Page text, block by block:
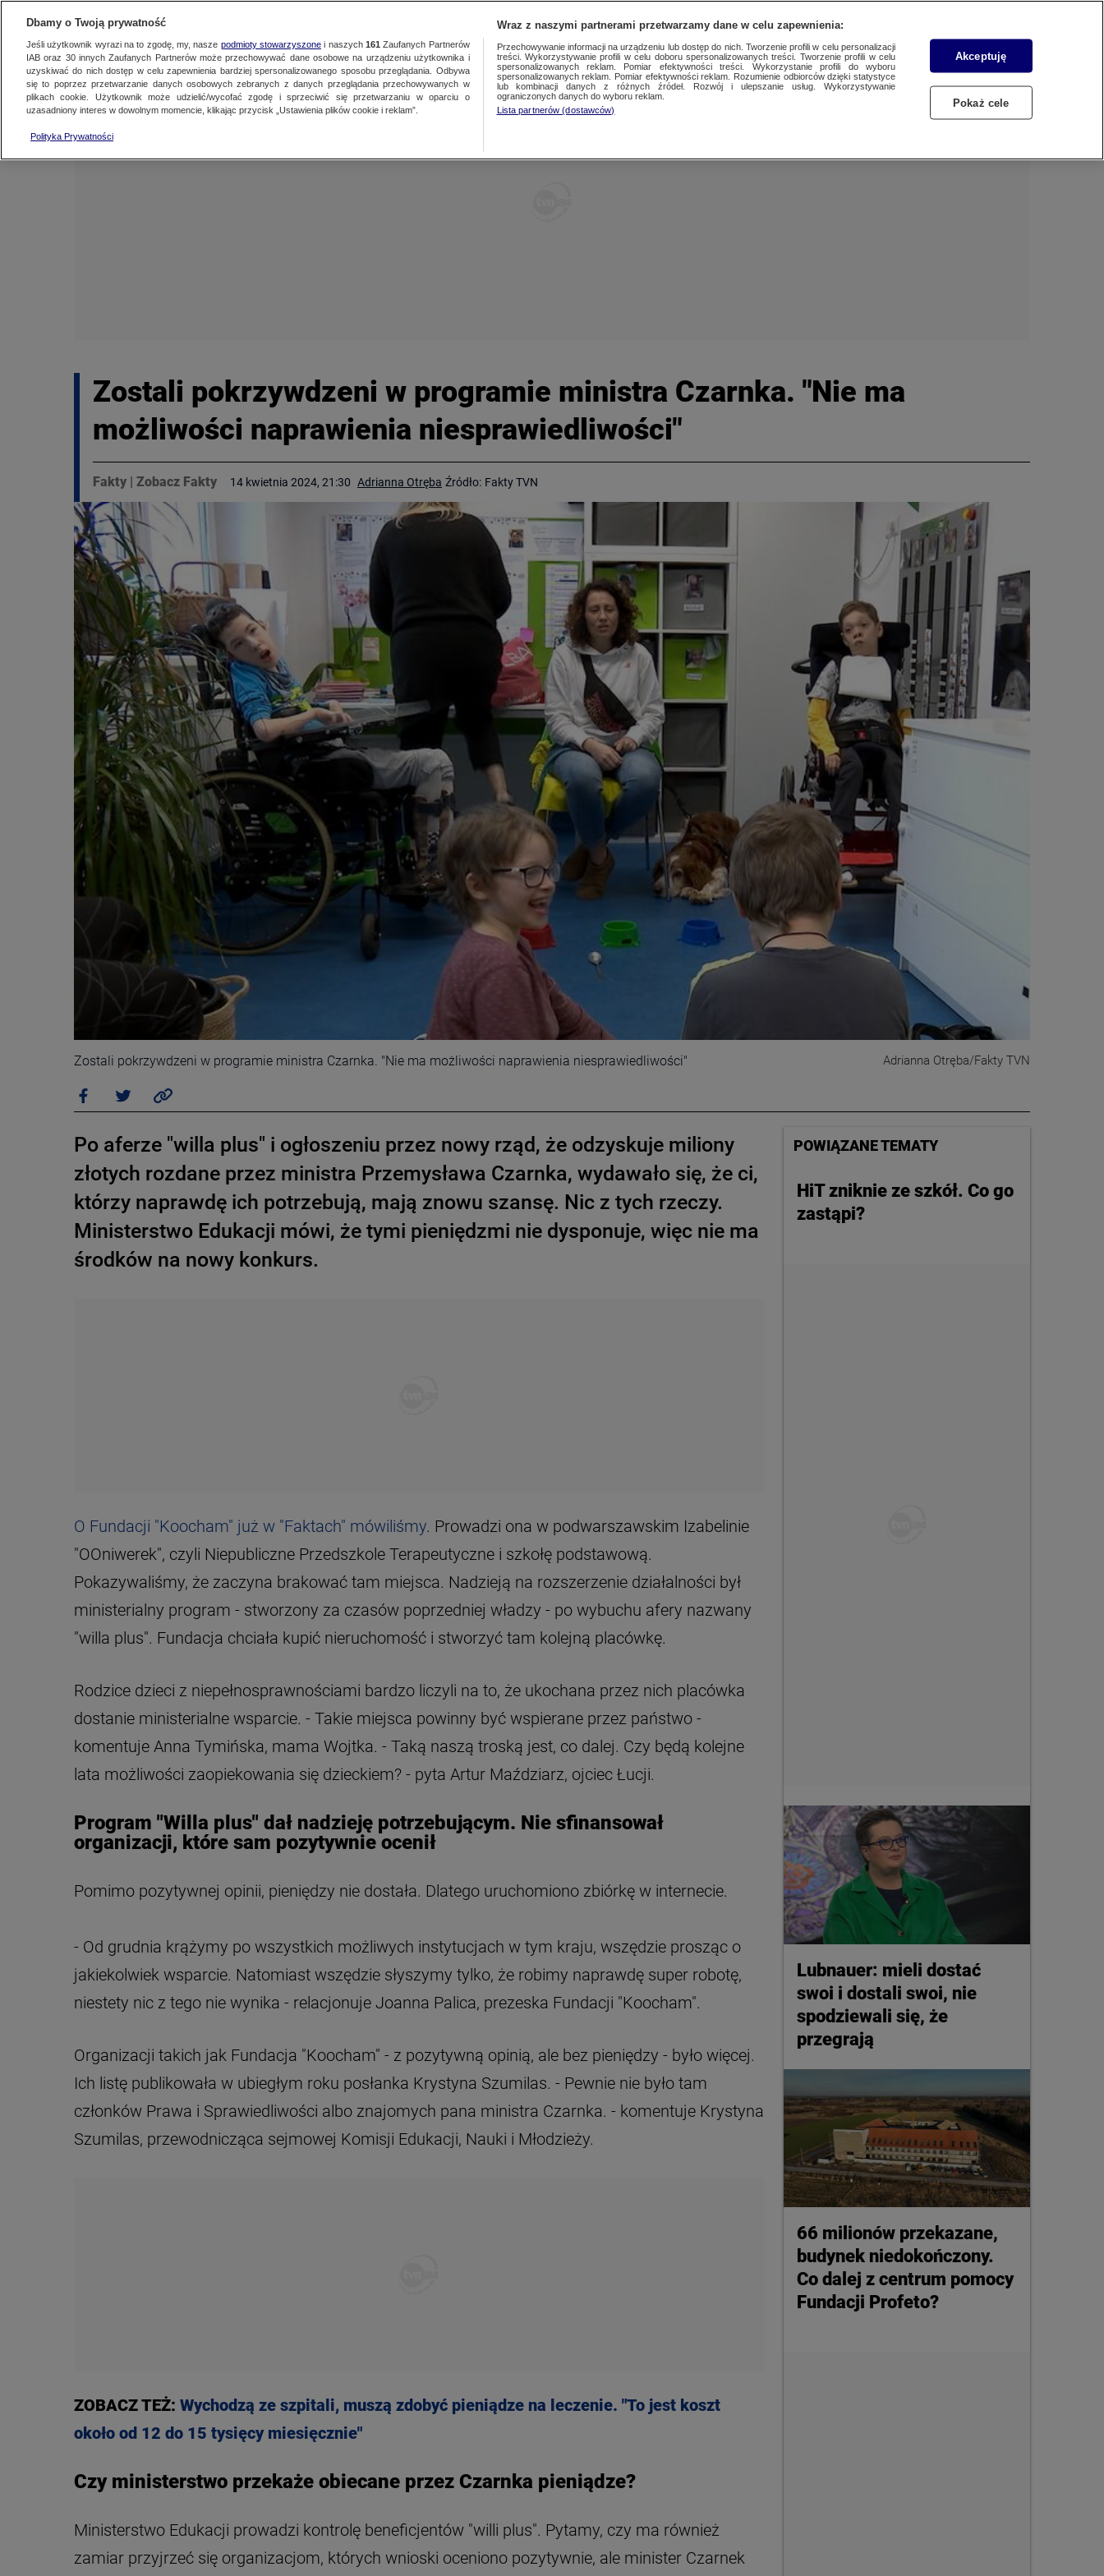
FAKTY PO FAKTACH FAKTY O ŚWIECIE
Dzień dobry!
ZALOGUJ SIĘ
Zostali pokrzywdzeni w programie ministra Czarnka. "Nie ma
możliwości naprawienia niesprawiedliwości"
Fakty | Zobacz Fakty 14 kwietnia 2024, 21:30 Adrianna Otręba Źródło: Fakty TVN
Zostali pokrzywdzeni w programie ministra Czarnka. "Nie ma możliwości naprawienia niesprawiedliwości" Adrianna Otręba/Fakty TVN
Po aferze "willa plus" i ogłoszeniu przez nowy rząd, że odzyskuje miliony
złotych rozdane przez ministra Przemysława Czarnka, wydawało się, że ci,
którzy naprawdę ich potrzebują, mają znowu szansę. Nic z tych rzeczy.
Ministerstwo Edukacji mówi, że tymi pieniędzmi nie dysponuje, więc nie ma
środków na nowy konkurs.
O Fundacji "Koocham" już w "Faktach" mówiliśmy. Prowadzi ona w podwarszawskim Izabelinie
"OOniwerek", czyli Niepubliczne Przedszkole Terapeutyczne i szkołę podstawową.
Pokazywaliśmy, że zaczyna brakować tam miejsca. Nadzieją na rozszerzenie działalności był
ministerialny program - stworzony za czasów poprzedniej władzy - po wybuchu afery nazwany
"willa plus". Fundacja chciała kupić nieruchomość i stworzyć tam kolejną placówkę.
Rodzice dzieci z niepełnosprawnościami bardzo liczyli na to, że ukochana przez nich placówka
dostanie ministerialne wsparcie. - Takie miejsca powinny być wspierane przez państwo -
komentuje Anna Tymińska, mama Wojtka. - Taką naszą troską jest, co dalej. Czy będą kolejne
lata możliwości zaopiekowania się dzieckiem? - pyta Artur Maździarz, ojciec Łucji.
Program "Willa plus" dał nadzieję potrzebującym. Nie sfinansował
organizacji, które sam pozytywnie ocenił
Pomimo pozytywnej opinii, pieniędzy nie dostała. Dlatego uruchomiono zbiórkę w internecie.
- Od grudnia krążymy po wszystkich możliwych instytucjach w tym kraju, wszędzie prosząc o
jakiekolwiek wsparcie. Natomiast wszędzie słyszymy tylko, że robimy naprawdę super robotę,
niestety nic z tego nie wynika - relacjonuje Joanna Palica, prezeska Fundacji "Koocham".
Organizacji takich jak Fundacja "Koocham" - z pozytywną opinią, ale bez pieniędzy - było więcej.
Ich listę publikowała w ubiegłym roku posłanka Krystyna Szumilas. - Pewnie nie było tam
członków Prawa i Sprawiedliwości albo znajomych pana ministra Czarnka. - komentuje Krystyna
Szumilas, przewodnicząca sejmowej Komisji Edukacji, Nauki i Młodzieży.
ZOBACZ TEŻ: Wychodzą ze szpitali, muszą zdobyć pieniądze na leczenie. "To jest koszt
około od 12 do 15 tysięcy miesięcznie"
Czy ministerstwo przekaże obiecane przez Czarnka pieniądze?
Ministerstwo Edukacji prowadzi kontrolę beneficjentów "willi plus". Pytamy, czy ma również
zamiar przyjrzeć się organizacjom, których wnioski oceniono pozytywnie, ale minister Czarnek
POWIĄZANE TEMATY
HiT zniknie ze szkół. Co go
zastąpi?
Lubnauer: mieli dostać
swoi i dostali swoi, nie
spodziewali się, że
przegrają
66 milionów przekazane,
budynek niedokończony.
Co dalej z centrum pomocy
Fundacji Profeto?
Dbamy o Twoją prywatność
Jeśli użytkownik wyrazi na to zgodę, my, nasze podmioty stowarzyszonei naszych 161 Zaufanych Partnerów
IAB oraz 30innych Zaufanych Partnerów może przechowywać dane osobowe na urządzeniu użytkownika i
uzyskiwać do nich dostęp w celu zapewnienia bardziej spersonalizowanego sposobu przeglądania. Odbywa
się to poprzez przetwarzanie danych osobowych zebranych z danych przeglądania przechowywanych w
plikach cookie. Użytkownik może udzielić/wycofać zgodę i sprzeciwić się przetwarzaniu w oparciu o
uzasadniony interes w dowolnym momencie, klikając przycisk „Ustawienia plików cookie i reklam”.
Polityka Prywatności
Wraz z naszymi partnerami przetwarzamy dane w celu zapewnienia:
Przechowywanie informacji na urządzeniu lub dostęp do nich. Tworzenie profili w celu personalizacji
treści. Wykorzystywanie profili w celu doboru spersonalizowanych treści. Tworzenie profili w celu
spersonalizowanych reklam. Pomiar efektywności treści. Wykorzystanie profili do wyboru
spersonalizowanych reklam. Pomiar efektywności reklam. Rozumienie odbiorców dzięki statystyce
lub kombinacji danych z różnych źródeł. Rozwój i ulepszanie usług. Wykorzystywanie
ograniczonych danych do wyboru reklam.
Lista partnerów (dostawców)
Akceptuję
Pokaż cele